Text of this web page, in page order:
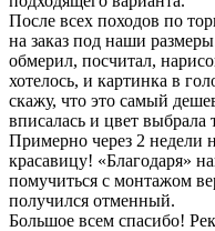
После всех походов по
на заказ под наши
обмерил, посчитал,
хотелось, и картинка в
скажу, что это самый
вписалась и цвет выбрала
Примерно через 2 недели
красавицу! «Благодаря»
помучиться с монтажом
получился отменный.
Большое всем спасибо!